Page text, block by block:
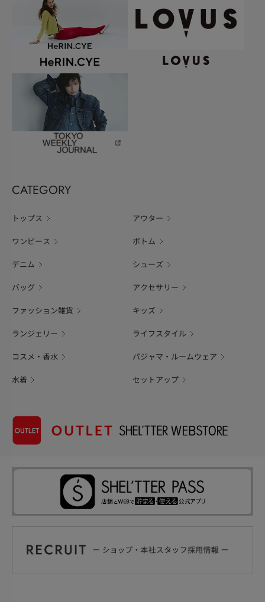
CATEGORY
トップス アウター
ワンピース ボトム
デニム シューズ
バッグ アクセサリー
ファッション雑貨 キッズ
ランジェリー ライフスタイル
コスメ・香水 パジャマ・ルームウェア
水着 セットアップ